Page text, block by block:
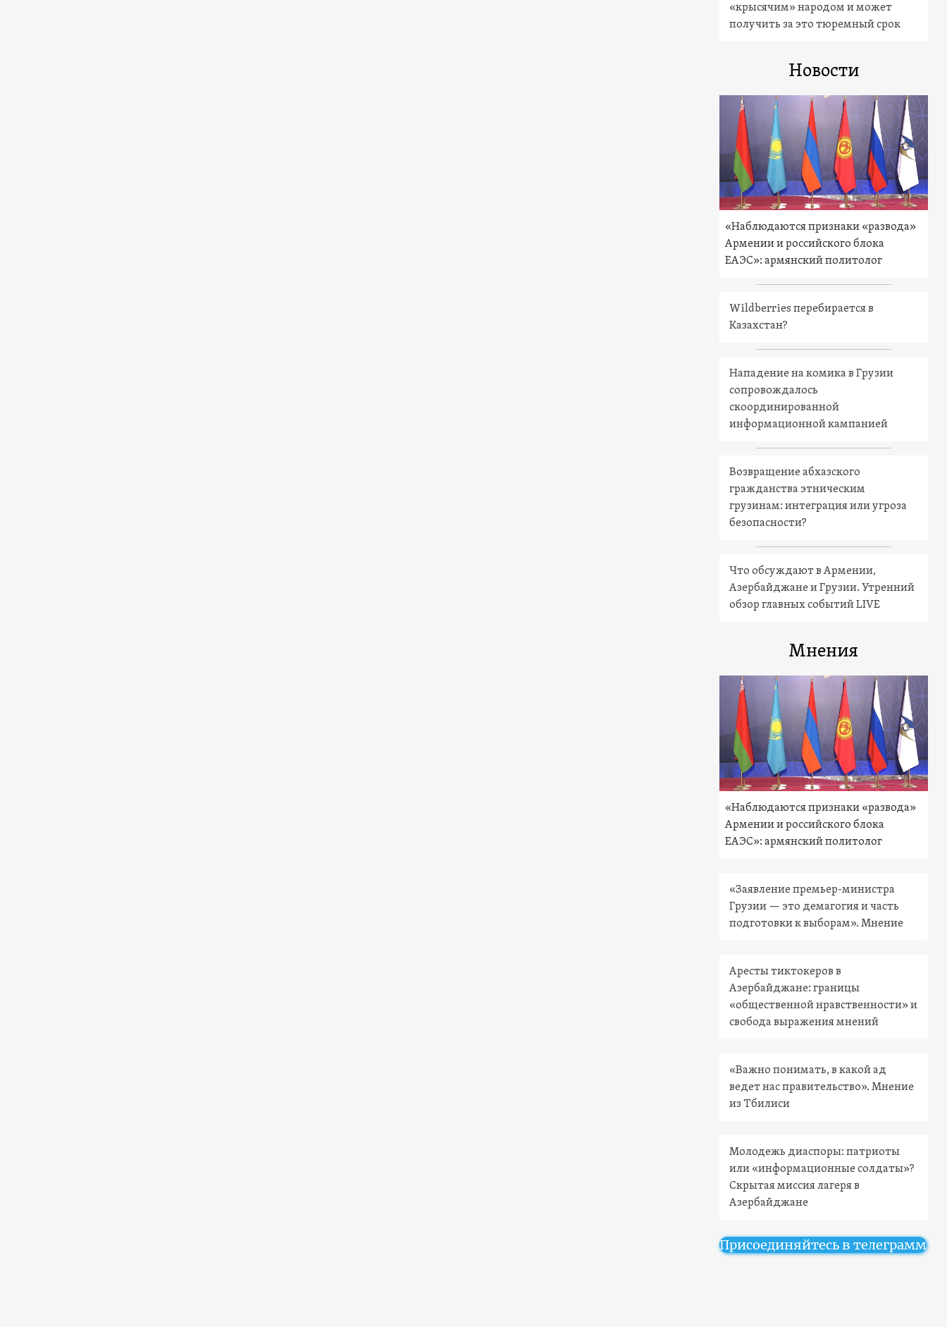
«крысячим» народом и может
получить за это тюремный срок
Новости
«Наблюдаются признаки «развода»
Армении и российского блока
ЕАЭС»: армянский политолог
Wildberries перебирается в
Казахстан?
Нападение на комика в Грузии
сопровождалось
скоординированной
информационной кампанией
Возвращение абхазского
гражданства этническим
грузинам: интеграция или угроза
безопасности?
Что обсуждают в Армении,
Азербайджане и Грузии. Утренний
обзор главных событий LIVE
Мнения
«Наблюдаются признаки «развода»
Армении и российского блока
ЕАЭС»: армянский политолог
«Заявление премьер-министра
Грузии — это демагогия и часть
подготовки к выборам». Мнение
Аресты тиктокеров в
Азербайджане: границы
«общественной нравственности» и
свобода выражения мнений
«Важно понимать, в какой ад
ведет нас правительство». Мнение
из Тбилиси
Молодежь диаспоры: патриоты
или «информационные солдаты»?
Скрытая миссия лагеря в
Азербайджане
Присоединяйтесь в телеграмм